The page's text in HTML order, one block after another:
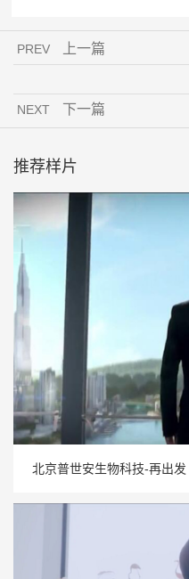
PREV 上一篇
NEXT 下一篇
推荐样片
北京普世安生物科技-再出发
北京普世安生物科技-再出发